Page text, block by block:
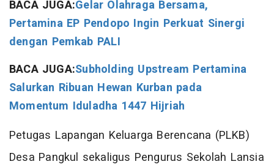
BACA JUGA:Gelar Olahraga Bersama,
Pertamina EP Pendopo Ingin Perkuat Sinergi
dengan Pemkab PALI
BACA JUGA:Subholding Upstream Pertamina
Salurkan Ribuan Hewan Kurban pada
Momentum Iduladha 1447 Hijriah
Petugas Lapangan Keluarga Berencana (PLKB)
Desa Pangkul sekaligus Pengurus Sekolah Lansia